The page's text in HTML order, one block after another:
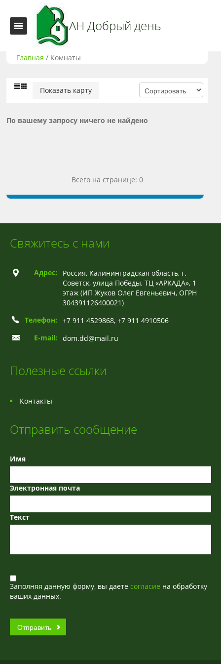
АН Добрый день
Главная / Комнаты
Показать карту
По вашему запросу ничего не найдено
Всего на странице: 0
Свяжитесь с нами
Адрес:
Россия, Калининградская область, г.
Советск, улица Победы, ТЦ «АРКАДА», 1
этаж (ИП Жуков Олег Евгеньевич, ОГРН
304391126400021)
Телефон:
+7 911 4529868, +7 911 4910506
E-mail:
dom.dd@mail.ru
Полезные ссылки
Контакты
Отправить сообщение
Имя
Электронная почта
Текст
Заполняя данную форму, вы даете согласие на обработку
ваших данных.